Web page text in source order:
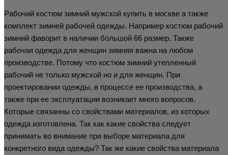
Рабочий костюм зимний мужской купить в москве а также
комплект зимней рабочей одежды. Например костюм рабочий
зимний фаворит в наличии большой 66 размер. Также
рабочая одежда для женщин зимняя важна на любом
производстве. Потому что костюм зимний утепленный
рабочий не только мужской но и для женщин. При
проектировании одежды, в процессе ее производства, а
также при ее эксплуатации возникает много вопросов.
Которые связанны со свойствами материалов, из которых
одежда изготовлена. Так как какие свойства следует
принимать во внимание при выборе материала для
конкретного вида одежды? Так же какие свойства материала